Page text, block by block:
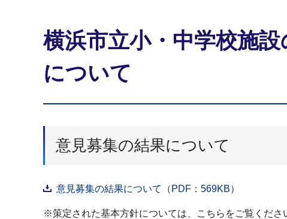
横浜市立小・中学校施
について
意見募集の結果について
意見募集の結果について（PDF：569KB）
※策定された基本方針については、こちらをご覧くださ